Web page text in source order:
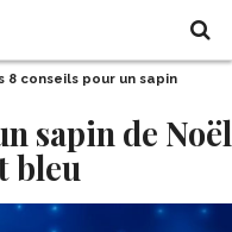
8 conseils pour un sapin
sapin de Noël
bleu